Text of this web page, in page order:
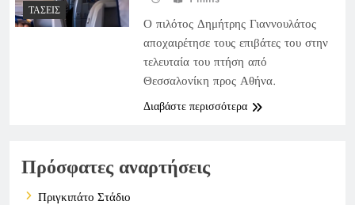
ΤΆΣΕΙΣ
Ο πιλότος Δημήτρης Γιαννουλάτος
αποχαιρέτησε τους επιβάτες του στην
τελευταία του πτήση από
Θεσσαλονίκη προς Αθήνα.
Διαβάστε περισσότερα
Πρόσφατες αναρτήσεις
Πριγκιπάτο Στάδιο